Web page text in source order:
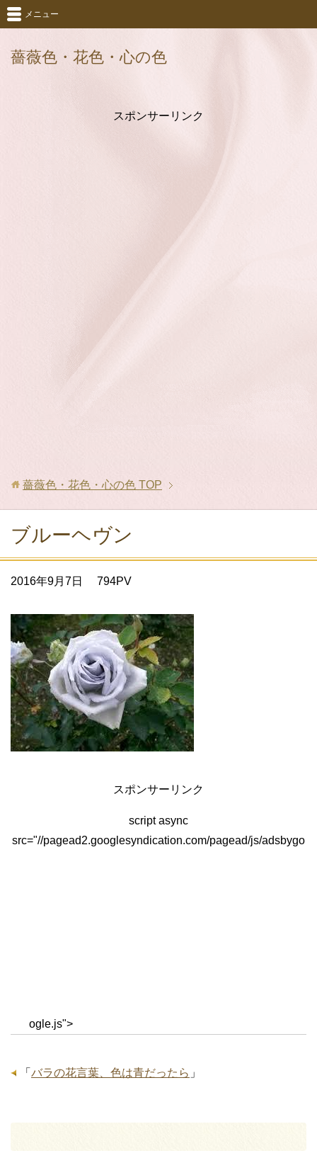
薔薇色・花色・心の色
メニュー
スポンサーリンク
薔薇色・花色・心の色 TOP
ブルーヘヴン
2016年9月7日 794PV
スポンサーリンク
script async
src="//pagead2.googlesyndication.com/pagead/js/adsbygo
ogle.js">
「 バラの花言葉、色は青だったら 」